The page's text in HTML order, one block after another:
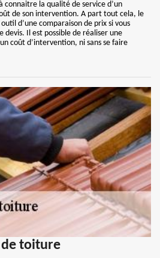
connaitre la qualité de service d’un
de son intervention. A part tout cela, le
d’une comparaison de prix si vous
devis. Il est possible de réaliser une
coût d’intervention, ni sans se faire
toiture